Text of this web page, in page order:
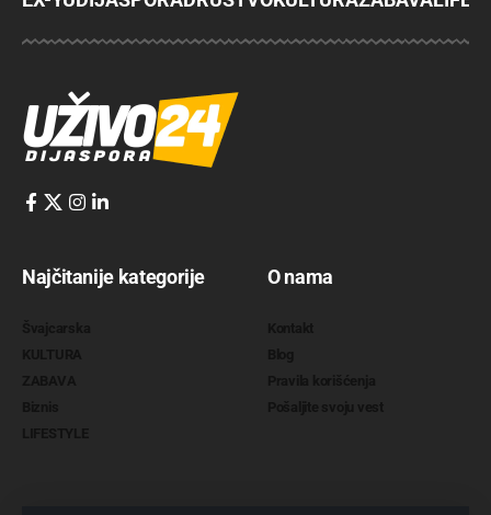
Najčitanije kategorije O nama